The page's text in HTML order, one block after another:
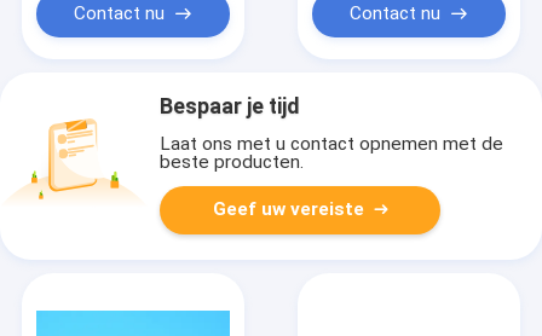
Contact nu Contact nu
Bespaar je tijd
Laat ons met u contact opnemen met de
beste producten.
Geef uw vereiste